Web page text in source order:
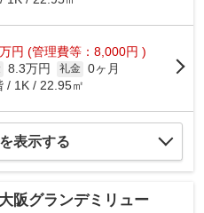
万円 (管理費等：8,000円 )
8.3万円 礼金 0ヶ月
/ 1K / 22.95㎡
表示する
阪グランデミリュー